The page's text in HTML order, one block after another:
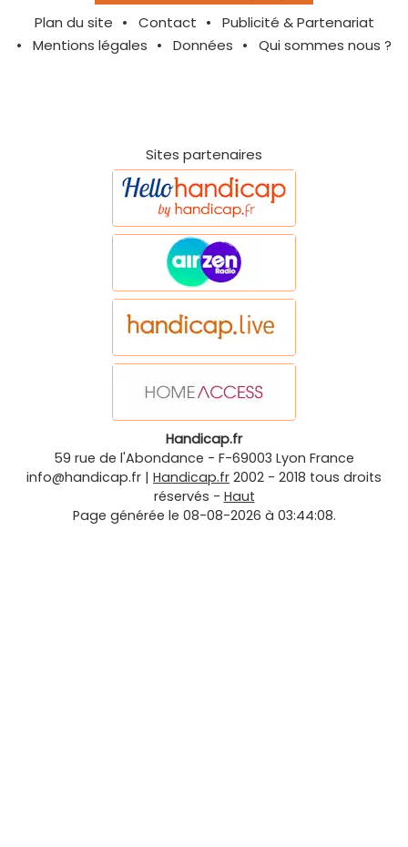
Plan du site Contact
Publicité & Partenariat
Mentions légales
Données Qui sommes nous ?
Sites partenaires
Handicap.fr
59 rue de l'Abondance - F-69003 Lyon France
info@handicap.fr | Handicap.fr 2002 - 2018 tous droits
réservés - Haut
Page générée le 08-08-2026 à 03:44:08.